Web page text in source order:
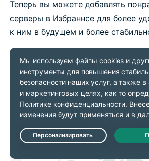
Теперь вы можете добавлять
серверы в Избранное для более
к ним в будущем и более